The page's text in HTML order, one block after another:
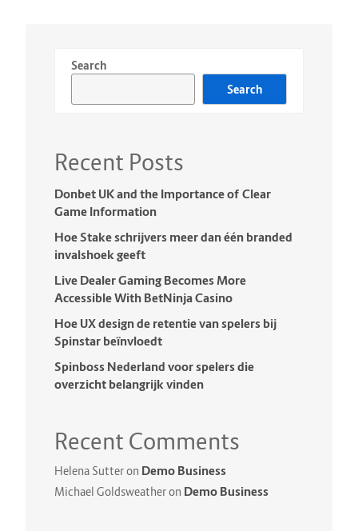
Search
Search
Recent Posts
Donbet UK and the Importance of Clear
Game Information
Hoe Stake schrijvers meer dan één branded
invalshoek geeft
Live Dealer Gaming Becomes More
Accessible With BetNinja Casino
Hoe UX design de retentie van spelers bij
Spinstar beïnvloedt
Spinboss Nederland voor spelers die
overzicht belangrijk vinden
Recent Comments
Helena Sutteron Demo Business
Michael Goldsweatheron Demo Business